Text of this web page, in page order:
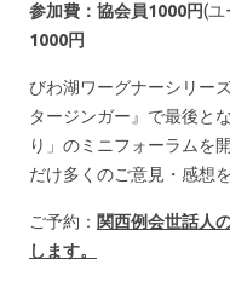
参加費：協会員1000円(ユ
1000円
びわ湖ワーグナーシリー
タージンガー』で最後と
り」のミニフォーラムを
だけ多くのご意見・感想
ご予約： 関西例会世話人
します。